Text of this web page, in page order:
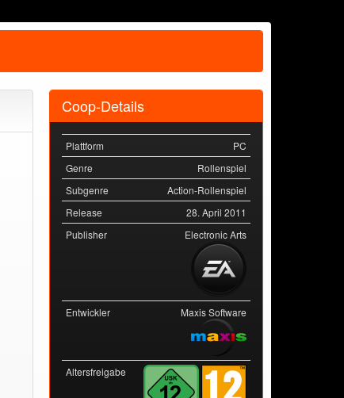
Coop-Details
Plattform
PC
Genre
Rollenspiel
Subgenre
Action-Rollenspiel
Release
28. April 2011
Publisher
Electronic Arts
Entwickler Maxis Software
Altersfreigabe